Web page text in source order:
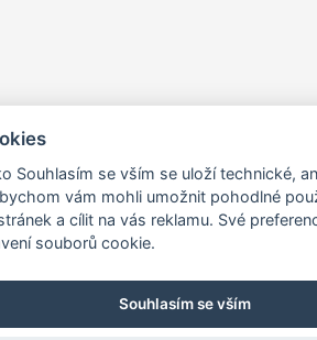
Souhlasím se vším se uloží technické,
vám mohli umožnit pohodlné
a cílit na vás reklamu. Své
souborů cookie.
Souhlasím se vším